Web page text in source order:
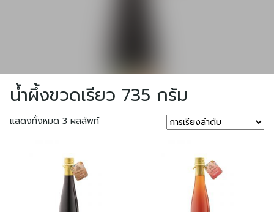
น้ำผึ้งขวดเรียว 735 กรัม
แสดงทั้งหมด 3 ผลลัพท์